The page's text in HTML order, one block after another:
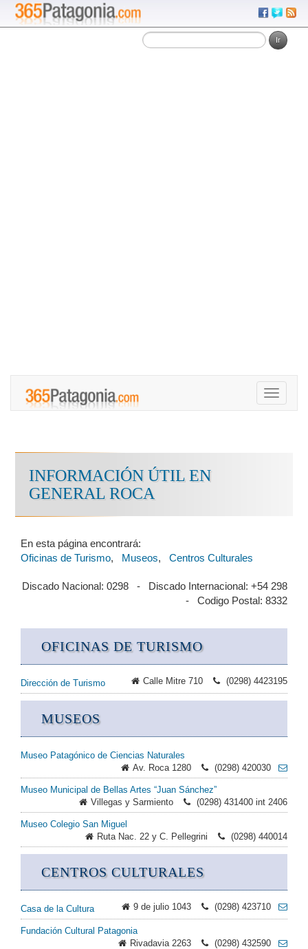
Toggle
INFORMACIÓN ÚTIL EN
GENERAL ROCA
En esta página encontrará:
Oficinas de Turismo, Museos, Centros Culturales
Discado Nacional: 0298 - Discado Internacional: +54 298
- Codigo Postal: 8332
OFICINAS DE TURISMO
Dirección de Turismo Calle Mitre 710 (0298) 4423195
MUSEOS
Museo Patagónico de Ciencias Naturales
Av. Roca 1280
(0298) 420030
Museo Municipal de Bellas Artes “Juan Sánchez”
Villegas y Sarmiento
(0298) 431400 int 2406
Museo Colegio San Miguel
Ruta Nac. 22 y C. Pellegrini
(0298) 440014
CENTROS CULTURALES
Casa de la Cultura 9 de julio 1043 (0298) 423710
Fundación Cultural Patagonia
Rivadavia 2263
(0298) 432590